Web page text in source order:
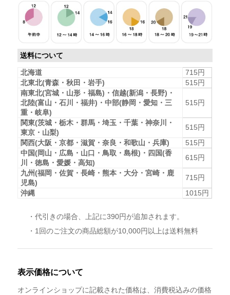
送料について
北海道
715円
北東北(青森・秋田・岩手)
515円
南東北(宮城・山形・福島)・信越(新潟・長野)・
北陸(富山・石川・福井)・中部(静岡・愛知・三
重・岐阜)
515円
関東(茨城・栃木・群馬・埼玉・千葉・神奈川・
東京・山梨)
515円
関西(大阪・京都・滋賀・奈良・和歌山・兵庫)
515円
中国(岡山・広島・山口・鳥取・島根)・四国(香
川・徳島・愛媛・高知)
615円
九州(福岡・佐賀・長崎・熊本・大分・宮崎・鹿
児島)
715円
沖縄
1015円
・代引きの場合、上記に390円が追加されます。
・1回のご注文の商品総額が10,000円以上は送料無料
表示価格について
オンラインショップに記載された価格は、消費税込みの価格